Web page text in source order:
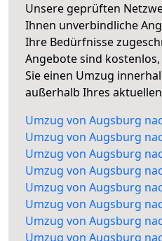
Unsere geprüften
Ihnen unverbindliche
Ihre Bedürfnisse
Angebote sind
Sie einen Umzug
außerhalb Ihres
Umzug von Augsburg
Umzug von Augsburg
Umzug von Augsburg
Umzug von Augsburg
Umzug von Augsburg
Umzug von Augsburg
Umzug von Augsburg
Umzug von Augsburg